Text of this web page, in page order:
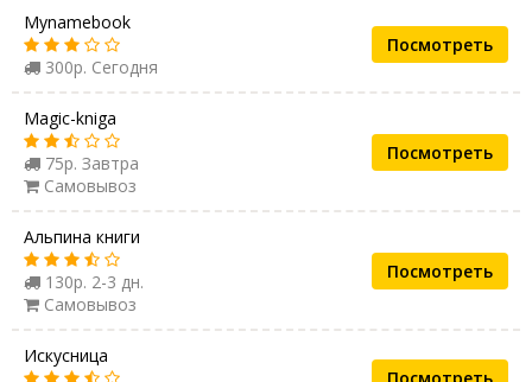
Mynamebook
300р. Сегодня
Посмотреть
Magic-kniga
75р. Завтра
Самовывоз
Посмотреть
Альпина книги
130р. 2-3 дн.
Самовывоз
Посмотреть
Искусница